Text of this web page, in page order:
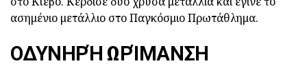
ασημένιο μετάλλιο στο Παγκόσμιο Πρωτάθλημα.
ΟΔΥΝΗΡΉ ΩΡΊΜΑΝΣΗ